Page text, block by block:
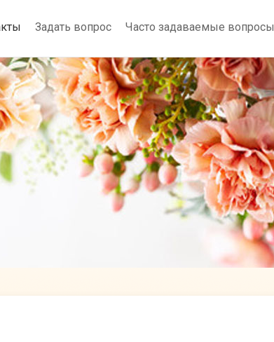
Задать вопрос Часто задаваемые вопросы